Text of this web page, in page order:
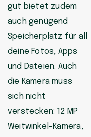
gut bietet zudem
auch genügend
Speicherplatz für all
deine Fotos, Apps
und Dateien. Auch
die Kamera muss
sich nicht
verstecken: 12 MP
Weitwinkel-Kamera,